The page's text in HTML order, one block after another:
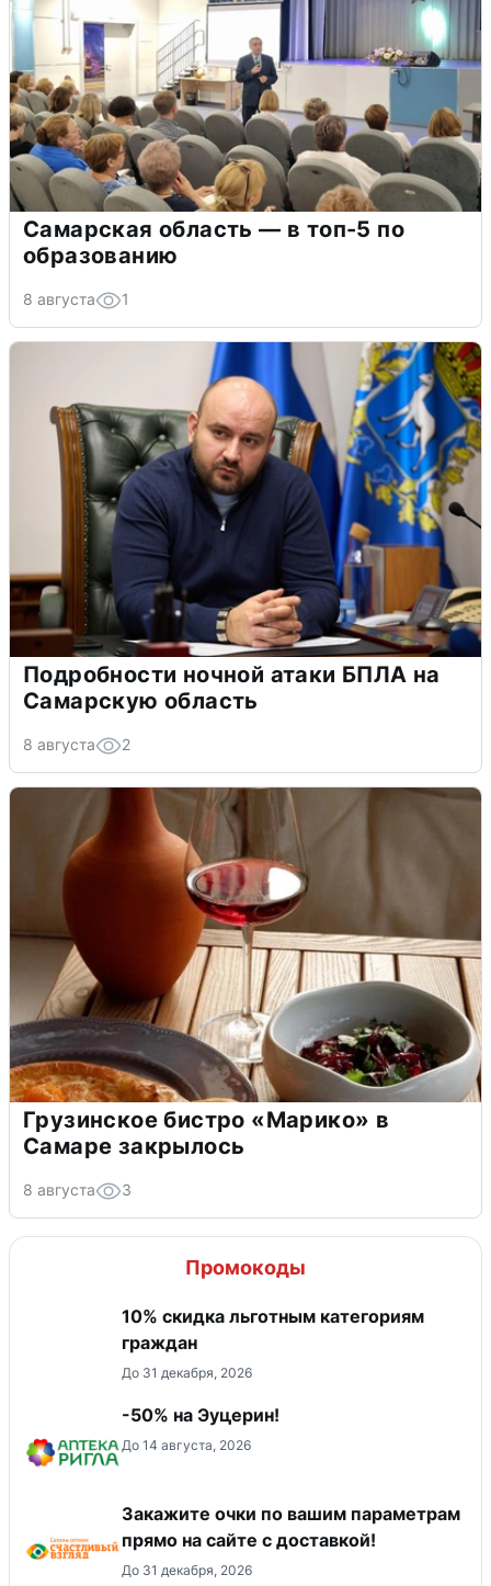
Самарская область — в топ-5 по
образованию
8 августа 1
Подробности ночной атаки БПЛА на
Самарскую область
8 августа 2
Грузинское бистро «Марико» в
Самаре закрылось
8 августа 3
Промокоды
10% скидка льготным категориям
граждан
До 31 декабря, 2026
-50% на Эуцерин!
До 14 августа, 2026
Закажите очки по вашим параметрам
прямо на сайте с доставкой!
До 31 декабря, 2026